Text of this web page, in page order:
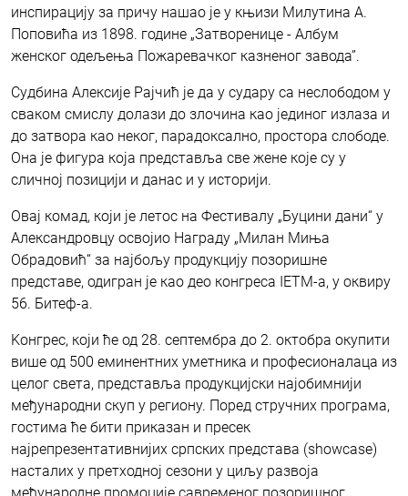
инспирацију за причу нашао је у књизи Милутина А.
Поповића из 1898. године „Затворенице - Албум
женског одељења Пожаревачког казненог завода”.
Судбина Алексије Рајчић је да у судару са неслободом у
сваком смислу долази до злочина као јединог излаза и
до затвора као неког, парадоксално, простора слободе.
Она је фигура која представља све жене које су у
сличној позицији и данас и у историји.
Овај комад, који је летос на Фестивалу „Буцини дани“ у
Александровцу освојио Награду „Милан Миња
Обрадовић“ за најбољу продукцију позоришне
представе, одигран је као део конгреса IETM-а, у оквиру
56. Битеф-а.
Kонгрес, који ће од 28. септембра до 2. октобра окупити
више од 500 еминентних уметника и професионалаца из
целог света, представља продукцијски најобимнији
међународни скуп у региону. Поред стручних програма,
гостима ће бити приказан и пресек
најрепрезентативнијих српских представа (showcase)
насталих у претходној сезони у циљу развоја
међународне промоције савременог позоришног